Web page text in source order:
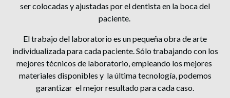
ser colocadas y ajustadas por el dentista en la boca del
paciente.
El trabajo del laboratorio es un pequeña obra de arte
individualizada para cada paciente. Sólo trabajando con los
mejores técnicos de laboratorio, empleando los mejores
materiales disponibles y la última tecnología, podemos
garantizar el mejor resultado para cada caso.